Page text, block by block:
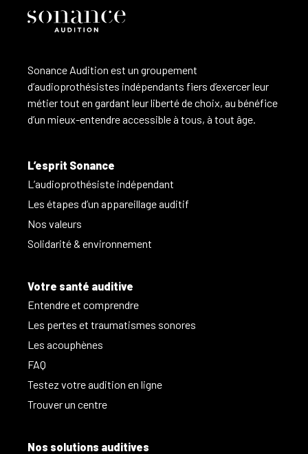
Sonance Audition est un groupement
d’audioprothésistes indépendants fiers d’exercer leur
métier tout en gardant leur liberté de choix, au bénéfice
d’un mieux-entendre accessible à tous, à tout âge.
L’esprit Sonance
L’audioprothésiste indépendant
Les étapes d’un appareillage auditif
Nos valeurs
Solidarité & environnement
Votre santé auditive
Entendre et comprendre
Les pertes et traumatismes sonores
Les acouphènes
FAQ
Testez votre audition en ligne
Trouver un centre
Nos solutions auditives